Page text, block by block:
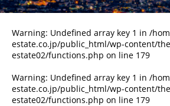
Warning: Undefined array key 1 in /
estate.co.jp/public_html/wp-content/
estate02/functions.php on line 179
Warning: Undefined array key 1 in /
estate.co.jp/public_html/wp-content/
estate02/functions.php on line 179